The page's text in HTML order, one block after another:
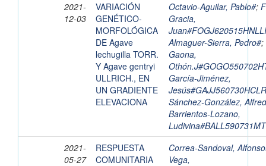
2021-
12-03
VARIACIÓN
GENÉTICO-
MORFOLÓGICA
DE Agave
lechugilla TORR.
Y Agave gentryi
ULLRICH., EN
UN GRADIENTE
ELEVACIONA
Octavio-Aguilar, Pablo#;
Gracia,
Almaguer-Sierra, Pedro#;
Gaona,
García-Jiménez,
Sánchez-González,
Barrientos-Lozano,
2021-
05-27
RESPUESTA
COMUNITARIA
Correa-Sandoval,
Vega,